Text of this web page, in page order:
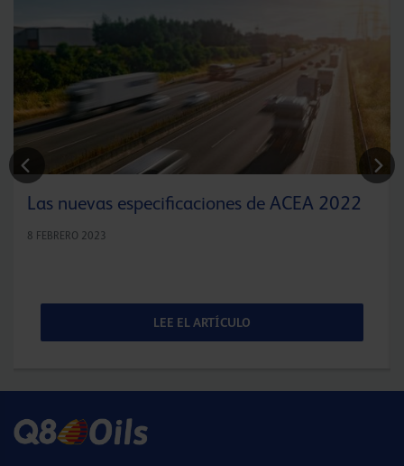
Las nuevas especificaciones de ACEA 2022
8 FEBRERO 2023
LEE EL ARTÍCULO